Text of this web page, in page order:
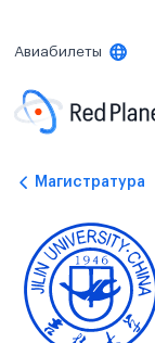
Авиабилеты
Магистратура